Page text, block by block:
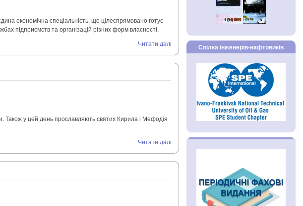
економічна спеціальність, що цілеспрямовано готує
підприємств та організацій різних форм власності.
Читати далі
Також у цей день прославляють святих Кирила і Мефодія
Читати далі
Спілка інженерів-нафтовиків